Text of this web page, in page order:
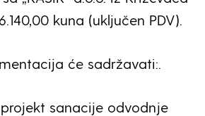
kuna (uključen PDV).
će sadržavati:.
sanacije odvodnje